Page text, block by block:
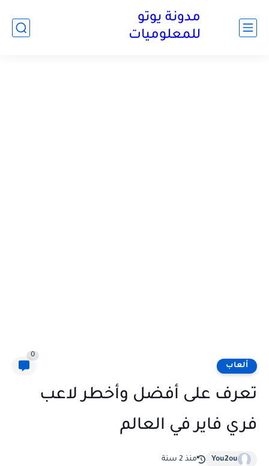
مدونة يوتو
للمعلوميات
ألعاب
0
تعرف على أفضل وأخطر لاعب
فري فاير في العالم
You2ou منذ 2 سنة